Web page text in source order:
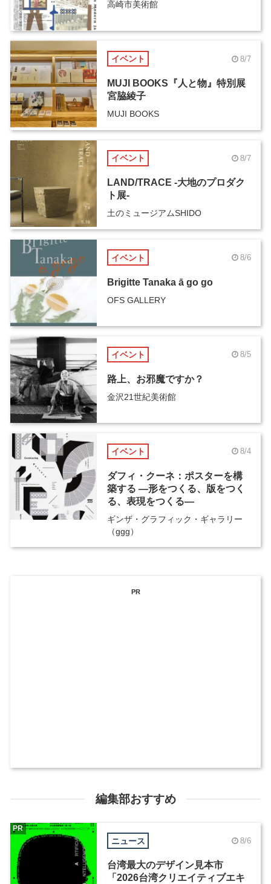
高崎市美術館
イベント 8/7
MUJI BOOKS『人と物』特別展
宮脇綾子
MUJI BOOKS
イベント 8/7
LAND/TRACE -大地のプロダク
ト展-
土のミュージアムSHIDO
イベント 8/6
Brigitte Tanaka ā go go
OFS GALLERY
イベント 8/5
路上、お邪魔ですか？
金沢21世紀美術館
イベント 8/4
ダフィ・クーネ：ポスターを構
築する ―形をつくる、版をつく
る、表現をつくる―
ギンザ・グラフィック・ギャラリー
（ggg）
PR
編集部おすすめ
ニュース 8/6
台湾最大のデザイン見本市
「2026台湾クリエイティブエキ
PR